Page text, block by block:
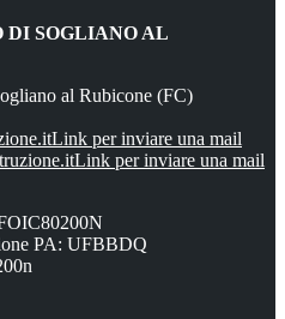
DI SOGLIANO AL
al Rubicone (FC)
Link per inviare una mail
Link per inviare una mail
PA: UFBBDQ